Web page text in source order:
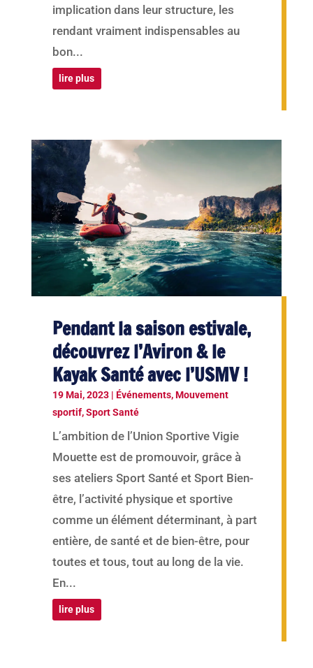
implication dans leur structure, les
rendant vraiment indispensables au
bon...
lire plus
Pendant la saison estivale,
découvrez l’Aviron & le
Kayak Santé avec l’USMV !
19 Mai, 2023| Événements,Mouvement
sportif,Sport Santé
L’ambition de l’Union Sportive Vigie
Mouette est de promouvoir, grâce à
ses ateliers Sport Santé et Sport Bien-
être, l’activité physique et sportive
comme un élément déterminant, à part
entière, de santé et de bien-être, pour
toutes et tous, tout au long de la vie.
En...
lire plus